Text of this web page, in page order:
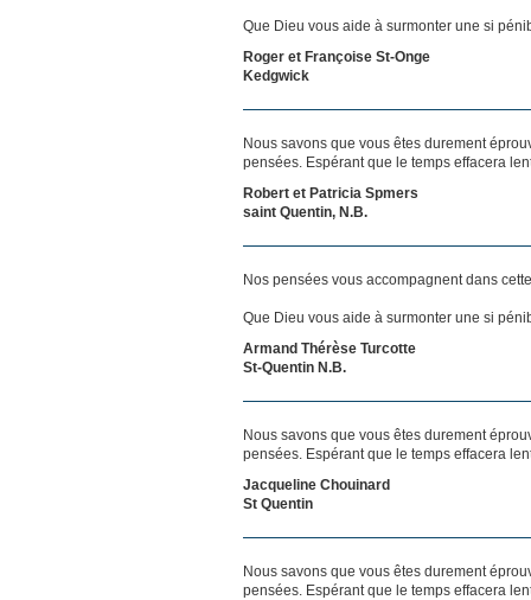
Que Dieu vous aide à surmonter une si
Roger et Françoise St-Onge
Kedgwick
Nous savons que vous êtes durement
pensées. Espérant que le temps effacera
Robert et Patricia Spmers
saint Quentin, N.B.
Nos pensées vous accompagnent dans
Que Dieu vous aide à surmonter une si
Armand Thérèse Turcotte
St-Quentin N.B.
Nous savons que vous êtes durement
pensées. Espérant que le temps effacera
Jacqueline Chouinard
St Quentin
Nous savons que vous êtes durement
pensées. Espérant que le temps effacera